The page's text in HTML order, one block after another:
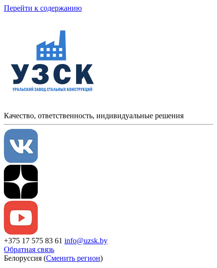
Перейти к содержанию
Качество, ответственность, индивидуальные решения
+375 17 575 83 61 info@uzsk.by
Обратная связь
Белоруссия (Сменить регион)